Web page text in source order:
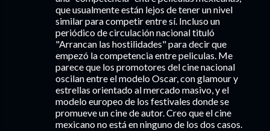
que usualmente están lejos de tener un nivel
similar para competir entre sí. Incluso un
periódico de circulación nacional tituló
"Arrancan las hostilidades" para decir que
empezó la competencia entre peliculas. Me
parece que los promotores del cine nacional
oscilan entre el modelo Oscar, con glamour y
estrellas orientado al mercado masivo, y el
modelo europeo de los festivales donde se
promueve un cine de autor. Creo que el cine
mexicano no está en ninguno de los dos casos.